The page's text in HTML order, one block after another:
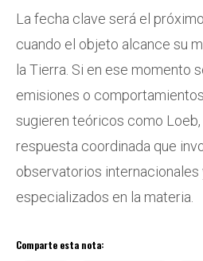
La fecha clave será el próximo
cuando el objeto alcance su
la Tierra. Si en ese momento
emisiones o
sugieren teóricos como Loeb,
respuesta coordinada que
observatorios
especializados en la materia.
Comparte esta nota: